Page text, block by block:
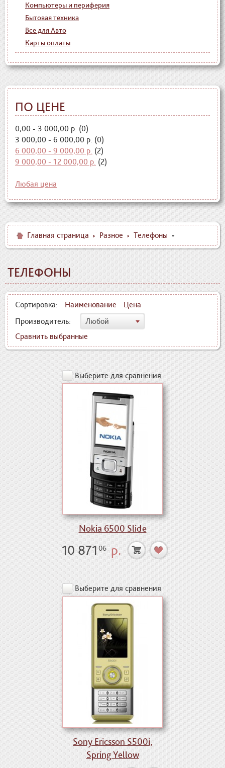
Компьютеры и периферия
Бытовая техника
Все для Авто
Карты оплаты
ПО ЦЕНЕ
0,00 - 3 000,00 р. (0)
3 000,00 - 6 000,00 р. (0)
6 000,00 - 9 000,00 р. (2)
9 000,00 - 12 000,00 р. (2)
Любая цена
Главная страница Разное Телефоны
ТЕЛЕФОНЫ
Сортировка: Наименование
Цена
Производитель:
Любой
Сравнить выбранные
Выберите для сравнения
Nokia 6500 Slide
10 871 06р.
Выберите для сравнения
Sony Ericsson S500i,
Spring Yellow